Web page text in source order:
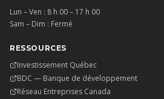
Lun – Ven : 8 h 00 – 17 h 00
Sam – Dim : Fermé
RESSOURCES
Investissement Québec
BDC — Banque de développement
Réseau Entreprises Canada